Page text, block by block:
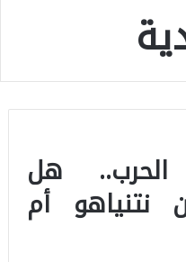
الحرب.. هل
نتنياهو أم